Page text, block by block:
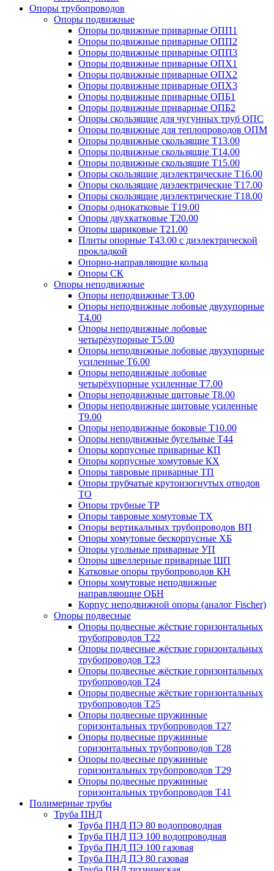
Опоры трубопроводов
Опоры подвижные
Опоры подвижные приварные ОПП1
Опоры подвижные приварные ОПП2
Опоры подвижные приварные ОПП3
Опоры подвижные приварные ОПХ1
Опоры подвижные приварные ОПХ2
Опоры подвижные приварные ОПХ3
Опоры подвижные приварные ОПБ1
Опоры подвижные приварные ОПБ2
Опоры скользящие для чугунных труб ОПС
Опоры подвижные для теплопроводов ОПМ
Опоры подвижные скользящие Т13.00
Опоры подвижные скользящие Т14.00
Опоры подвижные скользящие Т15.00
Опоры скользящие диэлектрические Т16.00
Опоры скользящие диэлектрические Т17.00
Опоры скользящие диэлектрические Т18.00
Опоры однокатковые Т19.00
Опоры двухкатковые Т20.00
Опоры шариковые Т21.00
Плиты опорные Т43.00 с диэлектрической
прокладкой
Опорно-направляющие кольца
Опоры СК
Опоры неподвижные
Опоры неподвижные Т3.00
Опоры неподвижные лобовые двухупорные
Т4.00
Опоры неподвижные лобовые
четырёхупорные Т5.00
Опоры неподвижные лобовые двухупорные
усиленные Т6.00
Опоры неподвижные лобовые
четырёхупорные усиленные Т7.00
Опоры неподвижные щитовые Т8.00
Опоры неподвижные щитовые усиленные
Т9.00
Опоры неподвижные боковые Т10.00
Опоры неподвижные бугельные Т44
Опоры корпусные приварные КП
Опоры корпусные хомутовые КХ
Опоры тавровые приварные ТП
Опоры трубчатые крутоизогнутых отводов
ТО
Опоры трубные ТР
Опоры тавровые хомутовые ТХ
Опоры вертикальных трубопроводов ВП
Опоры хомутовые бескорпусные ХБ
Опоры угольные приварные УП
Опоры швеллерные приварные ШП
Катковые опоры трубопроводов КН
Опоры хомутовые неподвижные
направляющие ОБН
Корпус неподвижной опоры (аналог Fischer)
Опоры подвесные
Опоры подвесные жёсткие горизонтальных
трубопроводов Т22
Опоры подвесные жёсткие горизонтальных
трубопроводов Т23
Опоры подвесные жёсткие горизонтальных
трубопроводов Т24
Опоры подвесные жёсткие горизонтальных
трубопроводов Т25
Опоры подвесные пружинные
горизонтальных трубопроводов Т27
Опоры подвесные пружинные
горизонтальных трубопроводов Т28
Опоры подвесные пружинные
горизонтальных трубопроводов Т29
Опоры подвесные пружинные
горизонтальных трубопроводов Т41
Полимерные трубы
Труба ПНД
Труба ПНД ПЭ 80 водопроводная
Труба ПНД ПЭ 100 водопроводная
Труба ПНД ПЭ 100 газовая
Труба ПНД ПЭ 80 газовая